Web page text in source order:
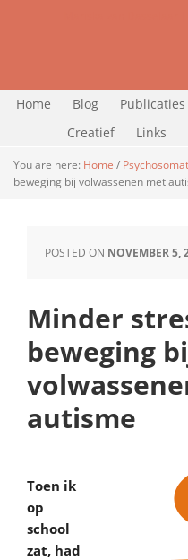
Home Blog Publicaties
Creatief
Links
You are here: Home /
beweging bij volwassenen met
POSTED ON NOVEMBER 5,
Minder
beweging
autisme
Toen ik
op
school
zat, had